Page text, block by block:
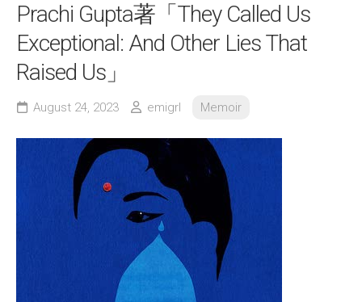
Prachi Gupta著「They Called Us
Exceptional: And Other Lies That
Raised Us」
August 24, 2023 emigrl Memoir